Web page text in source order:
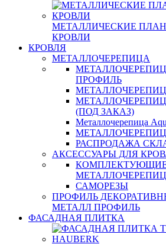
МЕТАЛЛИЧЕСКИЕ
КРОВЛИ
КРОВЛЯ
МЕТАЛЛОЧЕРЕПИЦА
ПРОФИЛЬ
(ПОД ЗАКАЗ)
Металлочерепица
РАСПРОДАЖА
АКСЕССУАРЫ ДЛЯ
САМОРЕЗЫ
ПРОФИЛЬ
МЕТАЛЛ ПРОФИЛЬ
ФАСАДНАЯ ПЛИТКА